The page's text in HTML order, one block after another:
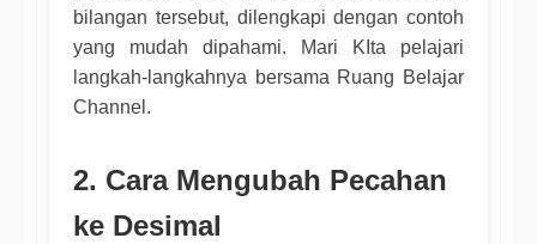
bilangan tersebut, dilengkapi dengan contoh
yang mudah dipahami. Mari KIta pelajari
langkah-langkahnya bersama Ruang Belajar
Channel.
2. Cara Mengubah Pecahan
ke Desimal